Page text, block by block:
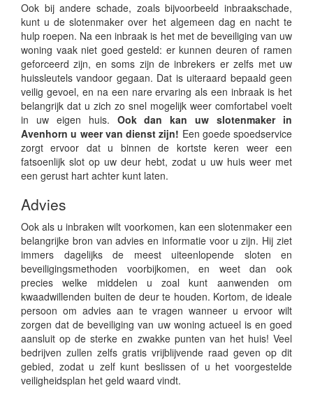
Ook bij andere schade, zoals bijvoorbeeld inbraakschade,
kunt u de slotenmaker over het algemeen dag en nacht te
hulp roepen. Na een inbraak is het met de beveiliging van uw
woning vaak niet goed gesteld: er kunnen deuren of ramen
geforceerd zijn, en soms zijn de inbrekers er zelfs met uw
huissleutels vandoor gegaan. Dat is uiteraard bepaald geen
veilig gevoel, en na een nare ervaring als een inbraak is het
belangrijk dat u zich zo snel mogelijk weer comfortabel voelt
in uw eigen huis. Ook dan kan uw slotenmaker in
Avenhorn u weer van dienst zijn! Een goede spoedservice
zorgt ervoor dat u binnen de kortste keren weer een
fatsoenlijk slot op uw deur hebt, zodat u uw huis weer met
een gerust hart achter kunt laten.
Advies
Ook als u inbraken wilt voorkomen, kan een slotenmaker een
belangrijke bron van advies en informatie voor u zijn. Hij ziet
immers dagelijks de meest uiteenlopende sloten en
beveiligingsmethoden voorbijkomen, en weet dan ook
precies welke middelen u zoal kunt aanwenden om
kwaadwillenden buiten de deur te houden. Kortom, de ideale
persoon om advies aan te vragen wanneer u ervoor wilt
zorgen dat de beveiliging van uw woning actueel is en goed
aansluit op de sterke en zwakke punten van het huis! Veel
bedrijven zullen zelfs gratis vrijblijvende raad geven op dit
gebied, zodat u zelf kunt beslissen of u het voorgestelde
veiligheidsplan het geld waard vindt.